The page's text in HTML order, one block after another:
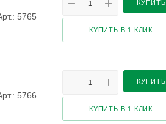
5765
КУПИТЬ
КУПИТЬ В 1 КЛИК
5766
КУПИТЬ
КУПИТЬ В 1 КЛИК